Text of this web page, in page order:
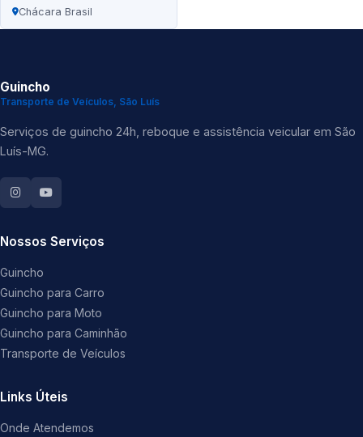
Chácara Brasil
Guincho
Transporte de Veículos, São Luís
Serviços de guincho 24h, reboque e assistência veicular em São
Luís-MG.
Nossos Serviços
Guincho
Guincho para Carro
Guincho para Moto
Guincho para Caminhão
Transporte de Veículos
Links Úteis
Onde Atendemos